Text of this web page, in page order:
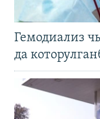
Гемодиализ
да